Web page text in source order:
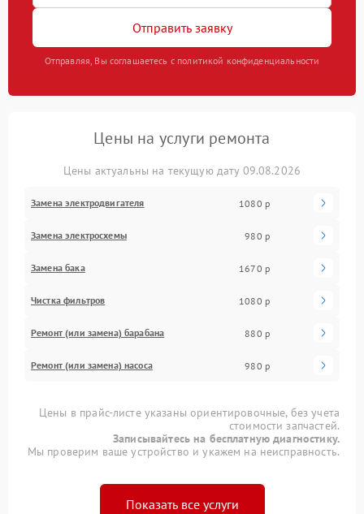
Отправить заявку
Отправляя, Вы соглашаетесь с политикой конфиденциальности
Цены на услуги ремонта
Цены актуальны на текущую дату 09.08.2026
Замена электродвигателя 1080 р
Замена электросхемы 980 р
Замена бака 1670 р
Чистка фильтров 1080 р
Ремонт (или замена) барабана 880 р
Ремонт (или замена) насоса 980 р
Цены в прайс-листе указаны ориентировочные, без учета
стоимости запчастей.
Записывайтесь на бесплатную диагностику.
Мы проверим ваше устройство и укажем на неисправность.
Показать все услуги